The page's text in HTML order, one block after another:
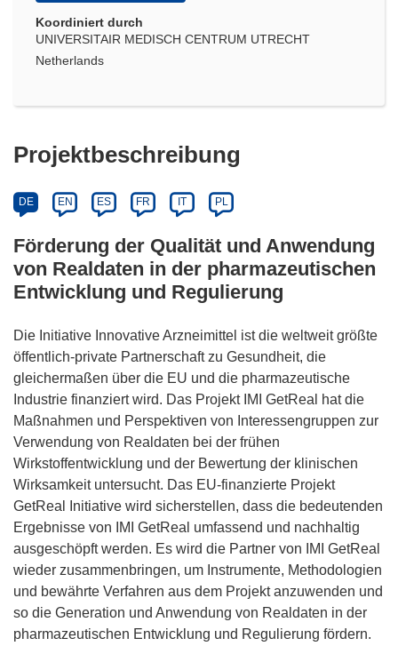
Koordiniert durch
UNIVERSITAIR MEDISCH CENTRUM UTRECHT
Netherlands
Projektbeschreibung
DE EN ES FR IT PL
Förderung der Qualität und Anwendung
von Realdaten in der pharmazeutischen
Entwicklung und Regulierung
Die Initiative Innovative Arzneimittel ist die weltweit größte
öffentlich-private Partnerschaft zu Gesundheit, die
gleichermaßen über die EU und die pharmazeutische
Industrie finanziert wird. Das Projekt IMI GetReal hat die
Maßnahmen und Perspektiven von Interessengruppen zur
Verwendung von Realdaten bei der frühen
Wirkstoffentwicklung und der Bewertung der klinischen
Wirksamkeit untersucht. Das EU-finanzierte Projekt
GetReal Initiative wird sicherstellen, dass die bedeutenden
Ergebnisse von IMI GetReal umfassend und nachhaltig
ausgeschöpft werden. Es wird die Partner von IMI GetReal
wieder zusammenbringen, um Instrumente, Methodologien
und bewährte Verfahren aus dem Projekt anzuwenden und
so die Generation und Anwendung von Realdaten in der
pharmazeutischen Entwicklung und Regulierung fördern.